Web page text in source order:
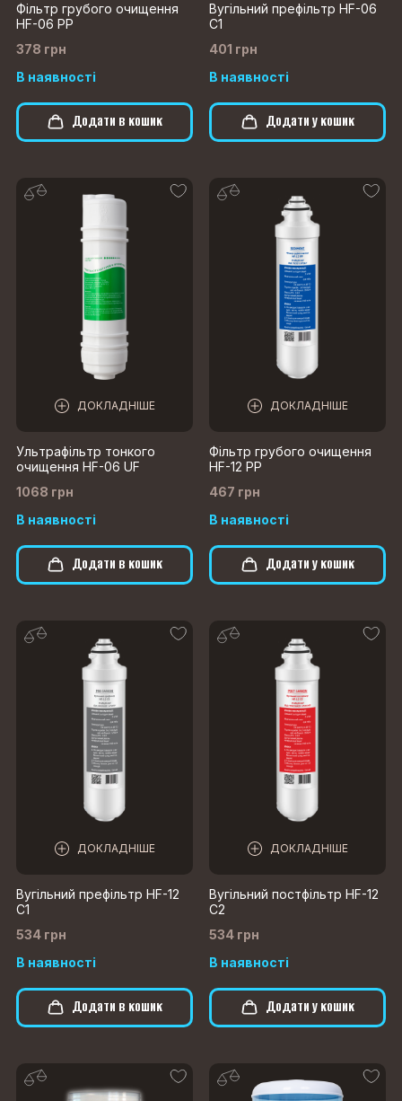
Фільтр грубого очищення
HF-06 PP
Вугільний префільтр HF-06
C1
378 грн
401 грн
В наявності
Додати в кошик
В наявності
Додати у кошик
ДОКЛАДНІШЕ ДОКЛАДНІШЕ
Ультрафільтр тонкого
очищення HF-06 UF
Фільтр грубого очищення
HF-12 PP
1068 грн
467 грн
В наявності
Додати в кошик
В наявності
Додати у кошик
ДОКЛАДНІШЕ ДОКЛАДНІШЕ
Вугільний префільтр HF-12
C1
Вугільний постфільтр HF-12
C2
534 грн
534 грн
В наявності
Додати в кошик
В наявності
Додати у кошик